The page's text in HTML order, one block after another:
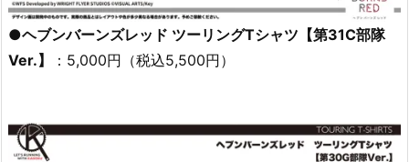
●ヘブンバーンズレッド ツーリングTシャツ【第31C部隊
Ver.】
：5,000円（税込5,500円）